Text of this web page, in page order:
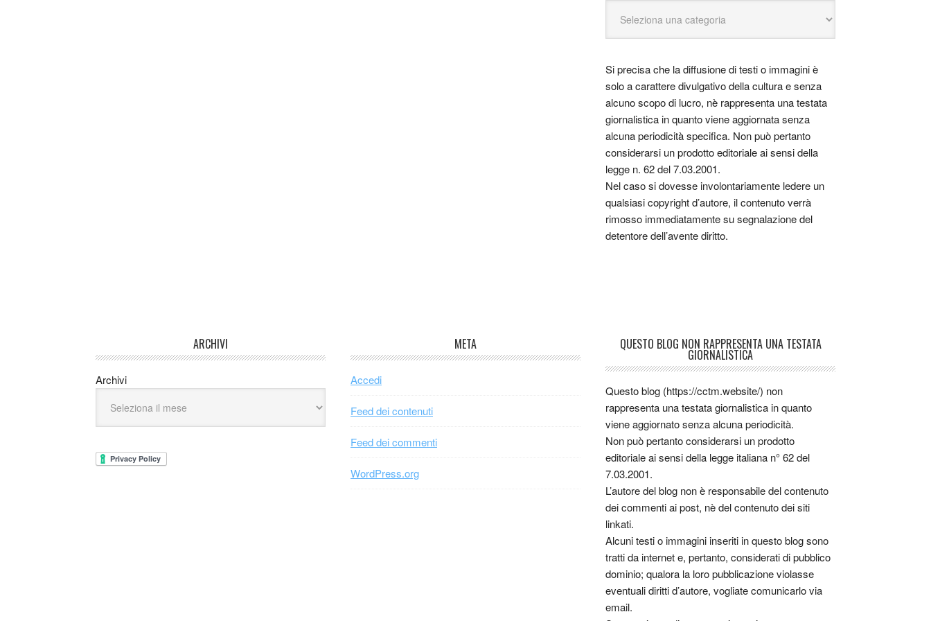
Si precisa che la diffusione di testi o immagini è
solo a carattere divulgativo della cultura e senza
alcuno scopo di lucro, nè rappresenta una testata
giornalistica in quanto viene aggiornata senza
alcuna periodicità specifica. Non può pertanto
considerarsi un prodotto editoriale ai sensi della
legge n. 62 del 7.03.2001.
Nel caso si dovesse involontariamente ledere un
qualsiasi copyright d’autore, il contenuto verrà
rimosso immediatamente su segnalazione del
detentore dell’avente diritto.
ARCHIVI
Archivi
META
Accedi
Feed dei contenuti
Feed dei commenti
WordPress.org
QUESTO BLOG NON RAPPRESENTA UNA TESTATA
GIORNALISTICA
Questo blog (https://cctm.website/) non
rappresenta una testata giornalistica in quanto
viene aggiornato senza alcuna periodicità.
Non può pertanto considerarsi un prodotto
editoriale ai sensi della legge italiana n° 62 del
7.03.2001.
L’autore del blog non è responsabile del contenuto
dei commenti ai post, nè del contenuto dei siti
linkati.
Alcuni testi o immagini inseriti in questo blog sono
tratti da internet e, pertanto, considerati di pubblico
dominio; qualora la loro pubblicazione violasse
eventuali diritti d’autore, vogliate comunicarlo via
email.